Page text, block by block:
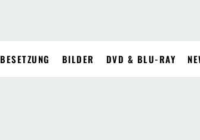
BESETZUNG BILDER DVD & BLU-RAY